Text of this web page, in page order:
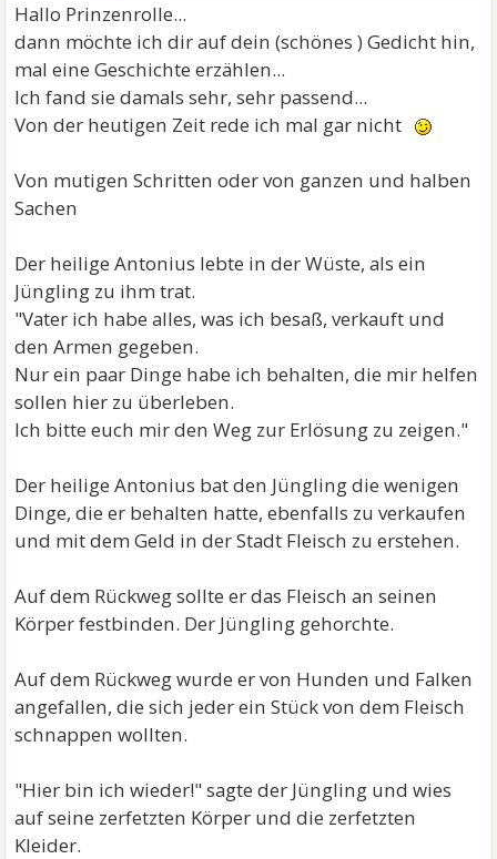
Hallo Prinzenrolle...
dann möchte ich dir auf dein (schönes ) Gedicht hin,
mal eine Geschichte erzählen...
Ich fand sie damals sehr, sehr passend...
Von der heutigen Zeit rede ich mal gar nicht
Von mutigen Schritten oder von ganzen und halben
Sachen
Der heilige Antonius lebte in der Wüste, als ein
Jüngling zu ihm trat.
"Vater ich habe alles, was ich besaß, verkauft und
den Armen gegeben.
Nur ein paar Dinge habe ich behalten, die mir helfen
sollen hier zu überleben.
Ich bitte euch mir den Weg zur Erlösung zu zeigen."
Der heilige Antonius bat den Jüngling die wenigen
Dinge, die er behalten hatte, ebenfalls zu verkaufen
und mit dem Geld in der Stadt Fleisch zu erstehen.
Auf dem Rückweg sollte er das Fleisch an seinen
Körper festbinden. Der Jüngling gehorchte.
Auf dem Rückweg wurde er von Hunden und Falken
angefallen, die sich jeder ein Stück von dem Fleisch
schnappen wollten.
"Hier bin ich wieder!" sagte der Jüngling und wies
auf seine zerfetzten Körper und die zerfetzten
Kleider.